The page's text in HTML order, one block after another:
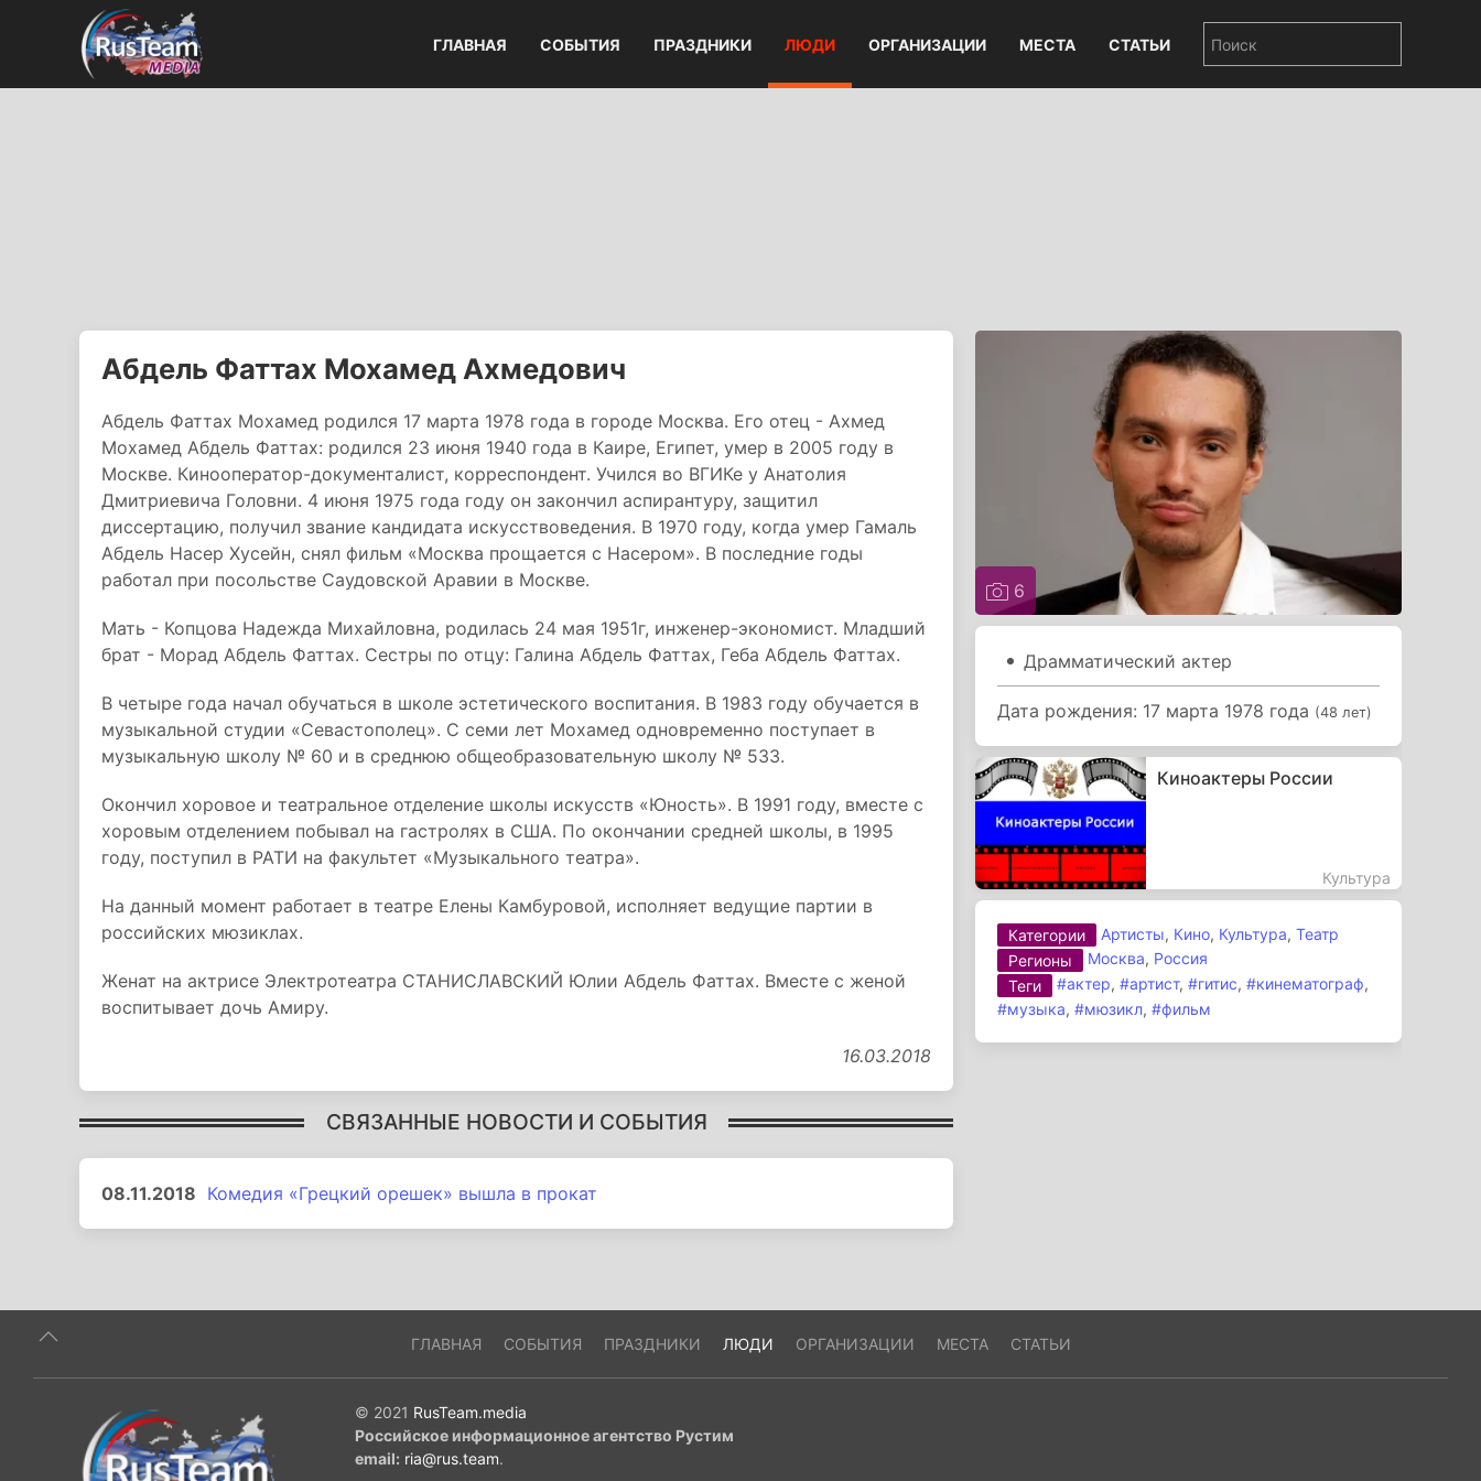
ГЛАВНАЯ СОБЫТИЯ ПРАЗДНИКИ ЛЮДИ ОРГАНИЗАЦИИ МЕСТА СТАТЬИ
Абдель Фаттах Мохамед Ахмедович
Абдель Фаттах Мохамед родился 17 марта 1978 года в городе Москва. Его отец - Ахмед
Мохамед Абдель Фаттах: родился 23 июня 1940 года в Каире, Египет, умер в 2005 году в
Москве. Кинооператор-документалист, корреспондент. Учился во ВГИКе у Анатолия
Дмитриевича Головни. 4 июня 1975 года году он закончил аспирантуру, защитил
диссертацию, получил звание кандидата искусствоведения. В 1970 году, когда умер Гамаль
Абдель Насер Хусейн, снял фильм «Москва прощается с Насером». В последние годы
работал при посольстве Саудовской Аравии в Москве.
Мать - Копцова Надежда Михайловна, родилась 24 мая 1951г, инженер-экономист. Младший
брат - Морад Абдель Фаттах. Сестры по отцу: Галина Абдель Фаттах, Геба Абдель Фаттах.
В четыре года начал обучаться в школе эстетического воспитания. В 1983 году обучается в
музыкальной студии «Севастополец». С семи лет Мохамед одновременно поступает в
музыкальную школу № 60 и в среднюю общеобразовательную школу № 533.
Окончил хоровое и театральное отделение школы искусств «Юность». В 1991 году, вместе с
хоровым отделением побывал на гастролях в США. По окончании средней школы, в 1995
году, поступил в РАТИ на факультет «Музыкального театра».
На данный момент работает в театре Елены Камбуровой, исполняет ведущие партии в
российских мюзиклах.
Женат на актрисе Электротеатра СТАНИСЛАВСКИЙ Юлии Абдель Фаттах. Вместе с женой
воспитывает дочь Амиру.
16.03.2018
СВЯЗАННЫЕ НОВОСТИ И СОБЫТИЯ
08.11.2018 Комедия «Грецкий орешек» вышла в прокат
6
Драмматический актер
Дата рождения: 17 марта 1978 года (48 лет)
Киноактеры России
Культура
Категории Артисты, Кино, Культура,Театр
Регионы
Москва, Россия
Теги
#актер,#артист,#гитис,#кинематограф,
#музыка,#мюзикл,#фильм
ГЛАВНАЯ СОБЫТИЯ ПРАЗДНИКИ ЛЮДИ ОРГАНИЗАЦИИ МЕСТА СТАТЬИ
© 2021 RusTeam.media
Российское информационное агентство Рустим
email: ria@rus.team.